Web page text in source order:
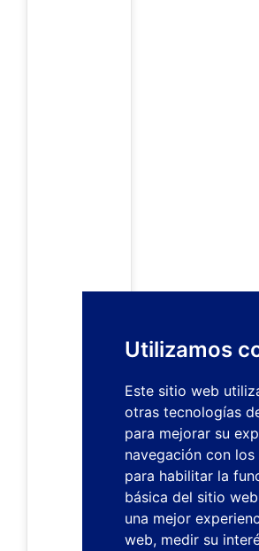
Utilizamos
Este sitio web
otras tecnologías
para mejorar su
navegación con
para habilitar la
básica del sitio web
una mejor
web, medir su